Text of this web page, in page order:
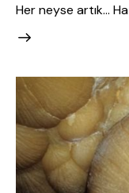
Her neyse artık…